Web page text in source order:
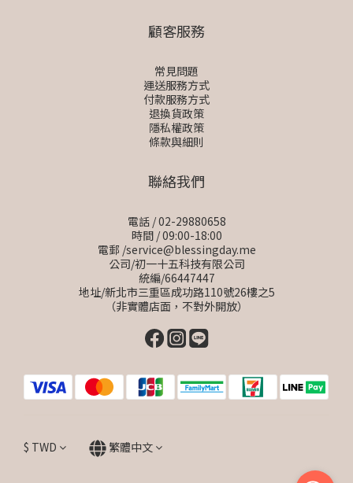
顧客服務
常見問題
運送服務方式
付款服務方式
退換貨政策
隱私權政策
條款與細則
聯絡我們
電話 / 02-29880658
時間 / 09:00-18:00
電郵 /service@blessingday.me
公司/初一十五科技有限公司
統編/66447447
地址/新北市三重區成功路110號26樓之5
（非實體店面，不對外開放）
$ TWD 繁體中文